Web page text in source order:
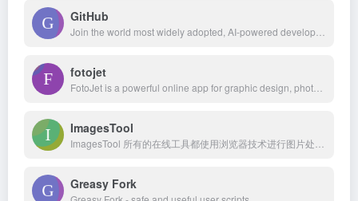
GitHub
fotojet
ImagesTool
Greasy Fork